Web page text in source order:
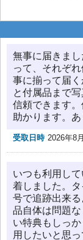
無事に届きま
って、それぞ
事に揃って届
と付属品まで
信頼できます
助かります。あ
受取日時 2026年8
いつも利用し
着しました。
号で追跡出来
品自体は問題
い特典もしっ
用したいと思っ